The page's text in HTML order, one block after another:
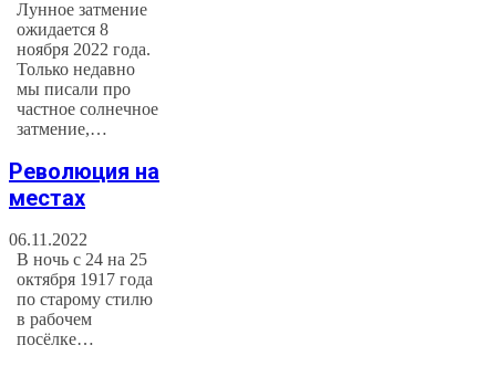
Лунное затмение
ожидается 8
ноября 2022 года.
Только недавно
мы писали про
частное солнечное
затмение,…
Революция на
местах
06.11.2022
В ночь с 24 на 25
октября 1917 года
по старому стилю
в рабочем
посёлке…